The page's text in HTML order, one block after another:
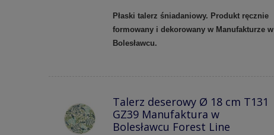
Płaski talerz śniadaniowy. Produkt ręcznie
formowany i dekorowany w Manufakturze w
Bolesławcu.
Talerz deserowy Ø 18 cm T131
GZ39 Manufaktura w
Bolesławcu Forest Line